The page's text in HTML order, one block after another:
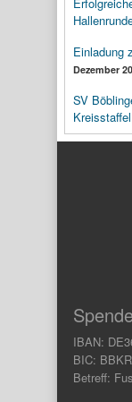
Einladung
Dezember
SV
IBAN:
BIC:
Betreff: